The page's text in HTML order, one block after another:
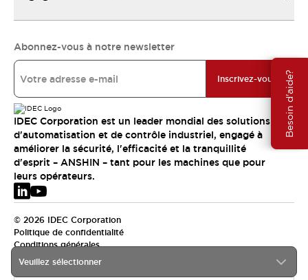
Besoin d'aide?
Veuillez sélectionner
Abonnez-vous à notre newsletter
Inscrivez-vous
IDEC Corporation est un leader mondial des solutions
d'automatisation et de contrôle industriel, engagé à
améliorer la sécurité, l'efficacité et la tranquillité
d'esprit – ANSHIN – tant pour les machines que pour
leurs opérateurs.
© 2026 IDEC Corporation
Politique de confidentialité
Conditions générales
EMEA